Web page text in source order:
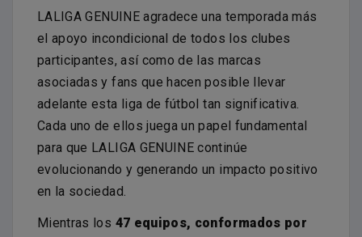
LALIGA GENUINE agradece una temporada más
el apoyo incondicional de todos los clubes
participantes, así como de las marcas
asociadas y fans que hacen posible llevar
adelante esta liga de fútbol tan significativa.
Cada uno de ellos juega un papel fundamental
para que LALIGA GENUINE continúe
evolucionando y generando un impacto positivo
en la sociedad.
Mientras los 47 equipos, conformados por